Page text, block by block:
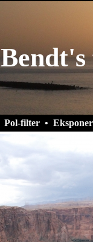
Bendt's
Pol-filter •